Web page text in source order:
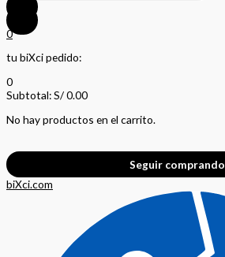
0
tu biXci pedido:
0
Subtotal:S/0.00
No hay productos en el carrito.
Seguir comprando
biXci.com